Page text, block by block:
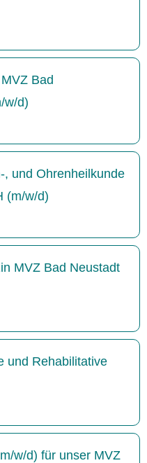
Bad
w/d)
, und Ohrenheilkunde
(m/w/d)
MVZ Bad Neustadt
und Rehabilitative
w/d) für unser MVZ